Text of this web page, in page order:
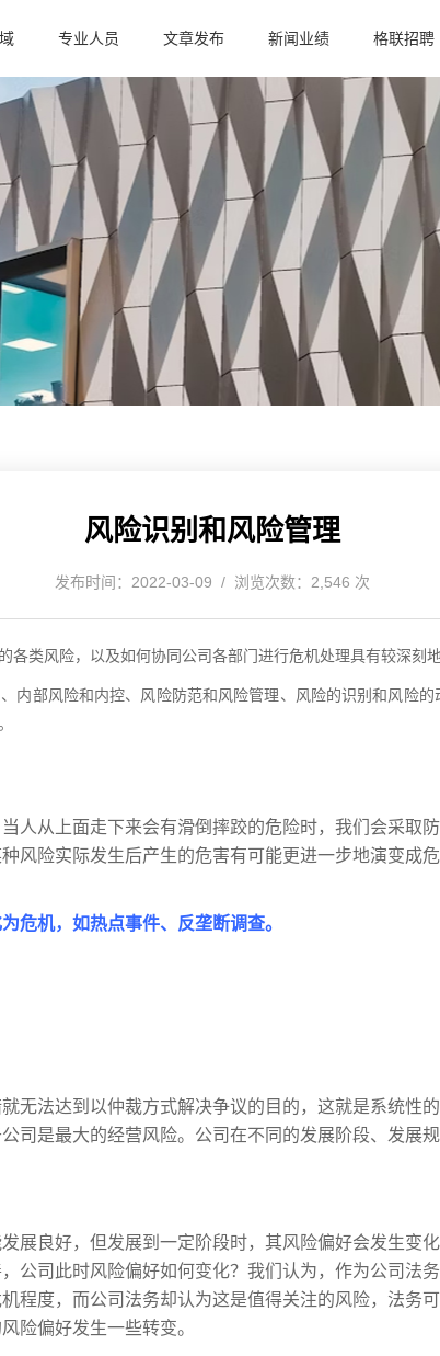
专业人员 文章发布 新闻业绩 格联招聘
风险识别和风险管理
发布时间：2022-03-09 / 浏览次数：2,546 次
类风险，以及如何协同公司各部门进行危机处理具有较深刻
内部风险和内控、风险防范和风险管理、风险的识别和风险
人从上面走下来会有滑倒摔跤的危险时，我们会采
风险实际发生后产生的危害有可能更进一步地演变成
危机，如热点事件、反垄断调查。
无法达到以仲裁方式解决争议的目的，这就是系统性
司是最大的经营风险。公司在不同的发展阶段、发展
展良好，但发展到一定阶段时，其风险偏好会发生变
公司此时风险偏好如何变化？我们认为，作为公司法
程度，而公司法务却认为这是值得关注的风险，法务
险偏好发生一些转变。